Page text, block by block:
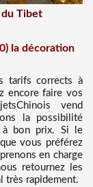
Tibet
la décoration
tarifs corrects à
encore faire vos
vend
la possibilité
à bon prix. Si le
vous préférez
en charge
retournez les
très rapidement.